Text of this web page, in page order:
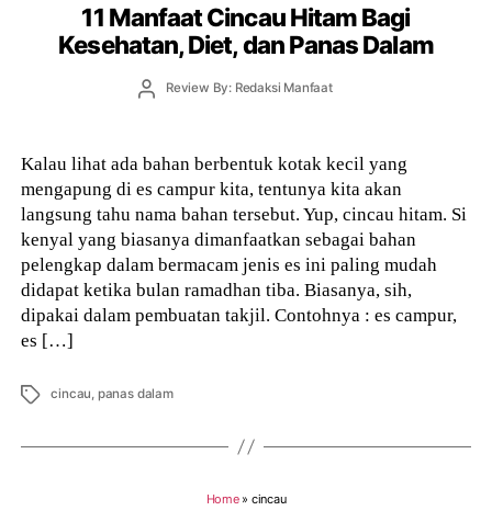
11 Manfaat Cincau Hitam Bagi
Kesehatan, Diet, dan Panas Dalam
PostReview By: Redaksi Manfaat
Kalau lihat ada bahan berbentuk kotak kecil yang
mengapung di es campur kita, tentunya kita akan
langsung tahu nama bahan tersebut. Yup, cincau hitam. Si
kenyal yang biasanya dimanfaatkan sebagai bahan
pelengkap dalam bermacam jenis es ini paling mudah
didapat ketika bulan ramadhan tiba. Biasanya, sih,
dipakai dalam pembuatan takjil. Contohnya : es campur,
es […]
Tags cincau, panas dalam
Home» cincau